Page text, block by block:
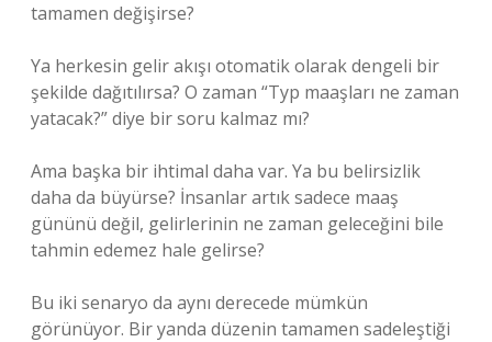
tamamen değişirse?
Ya herkesin gelir akışı otomatik olarak dengeli bir
şekilde dağıtılırsa? O zaman “Typ maaşları ne zaman
yatacak?” diye bir soru kalmaz mı?
Ama başka bir ihtimal daha var. Ya bu belirsizlik
daha da büyürse? İnsanlar artık sadece maaş
gününü değil, gelirlerinin ne zaman geleceğini bile
tahmin edemez hale gelirse?
Bu iki senaryo da aynı derecede mümkün
görünüyor. Bir yanda düzenin tamamen sadeleştiği